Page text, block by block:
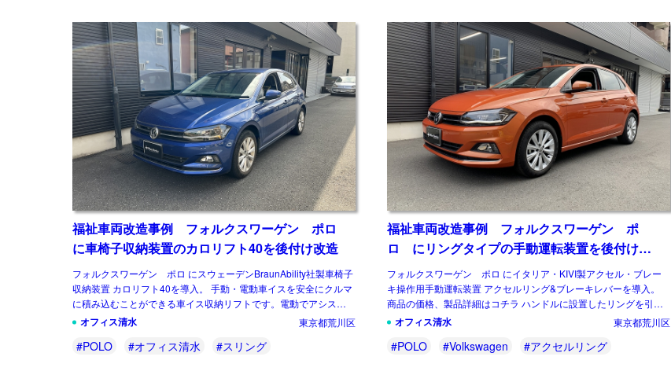
福祉車両改造事例 フォルクスワーゲン ポロ
に車椅子収納装置のカロリフト40を後付け改造
フォルクスワーゲン ポロ にスウェーデンBraunAbility社製車椅子
収納装置 カロリフト40を導入。 手動・電動車イスを安全にクルマ
に積み込むことができる車イス収納リフトです。電動でアシストし
てくれるので、積み下ろ […]
オフィス清水 東京都荒川区
#POLO #オフィス清水 #スリング
福祉車両改造事例 フォルクスワーゲン ポ
ロ にリングタイプの手動運転装置を後付け改
造
フォルクスワーゲン ポロ にイタリア・KIVI製アクセル・ブレー
キ操作用手動運転装置 アクセルリング&ブレーキレバーを導入。
商品の価格、製品詳細はコチラ ハンドルに設置したリングを引く
または押すとアクセル操作を […]
オフィス清水 東京都荒川区
#POLO #Volkswagen #アクセルリング